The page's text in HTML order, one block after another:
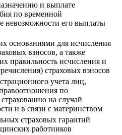
и выплате
по временной
невозможности его выплаты
основаниями для исчисления
взносов, а также
правильность исчисления и
страховых взносов
учета лиц,
по
на случай
и в связи с материнством
страховых гарантий
работников